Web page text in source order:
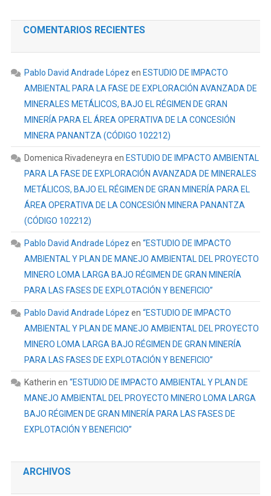
COMENTARIOS RECIENTES
Pablo David Andrade López en ESTUDIO DE IMPACTO
AMBIENTAL PARA LA FASE DE EXPLORACIÓN AVANZADA DE
MINERALES METÁLICOS, BAJO EL RÉGIMEN DE GRAN
MINERÍA PARA EL ÁREA OPERATIVA DE LA CONCESIÓN
MINERA PANANTZA (CÓDIGO 102212)
Domenica Rivadeneyra en ESTUDIO DE IMPACTO AMBIENTAL
PARA LA FASE DE EXPLORACIÓN AVANZADA DE MINERALES
METÁLICOS, BAJO EL RÉGIMEN DE GRAN MINERÍA PARA EL
ÁREA OPERATIVA DE LA CONCESIÓN MINERA PANANTZA
(CÓDIGO 102212)
Pablo David Andrade López en “ESTUDIO DE IMPACTO
AMBIENTAL Y PLAN DE MANEJO AMBIENTAL DEL PROYECTO
MINERO LOMA LARGA BAJO RÉGIMEN DE GRAN MINERÍA
PARA LAS FASES DE EXPLOTACIÓN Y BENEFICIO”
Pablo David Andrade López en “ESTUDIO DE IMPACTO
AMBIENTAL Y PLAN DE MANEJO AMBIENTAL DEL PROYECTO
MINERO LOMA LARGA BAJO RÉGIMEN DE GRAN MINERÍA
PARA LAS FASES DE EXPLOTACIÓN Y BENEFICIO”
Katherin en “ESTUDIO DE IMPACTO AMBIENTAL Y PLAN DE
MANEJO AMBIENTAL DEL PROYECTO MINERO LOMA LARGA
BAJO RÉGIMEN DE GRAN MINERÍA PARA LAS FASES DE
EXPLOTACIÓN Y BENEFICIO”
ARCHIVOS